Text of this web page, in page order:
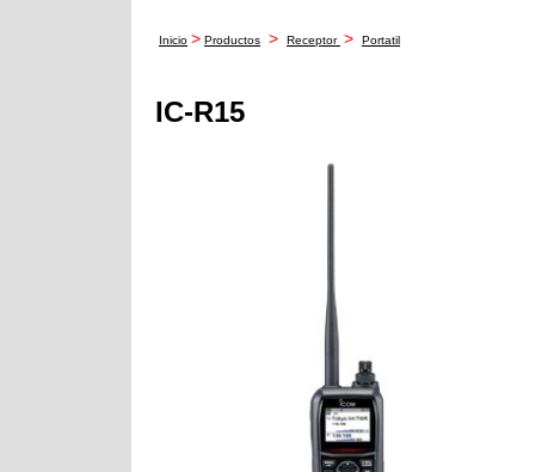
Inicio > Productos > Receptor > Portatil
IC-R15